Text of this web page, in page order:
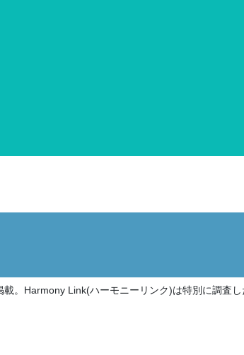
。Harmony Link(ハーモニーリンク)は特別に調査